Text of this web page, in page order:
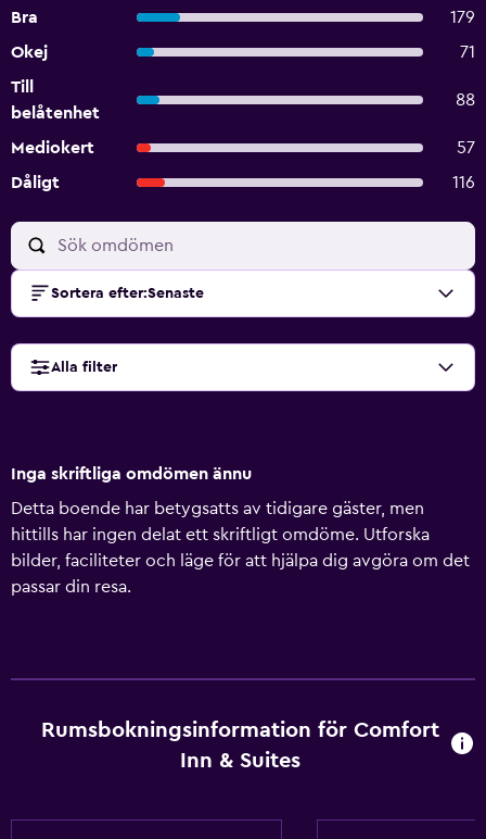
Bra
179
Okej
71
Till
belåtenhet
88
Mediokert
57
Dåligt
116
Sortera efter:Senaste
Alla filter
Inga skriftliga omdömen ännu
Detta boende har betygsatts av tidigare gäster, men
hittills har ingen delat ett skriftligt omdöme. Utforska
bilder, faciliteter och läge för att hjälpa dig avgöra om det
passar din resa.
Rumsbokningsinformation för Comfort
Inn & Suites